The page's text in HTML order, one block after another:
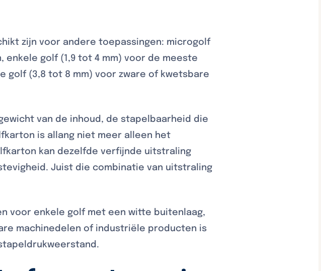
zijn voor andere toepassingen: microgolf
golf (1,9 tot 4 mm) voor de meeste
(3,8 tot 8 mm) voor zware of kwetsbare
van de inhoud, de stapelbaarheid die
is allang niet meer alleen het
kan dezelfde verfijnde uitstraling
Juist die combinatie van uitstraling
voor enkele golf met een witte buitenlaag,
machinedelen of industriële producten is